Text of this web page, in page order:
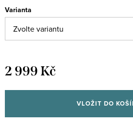
Varianta
2 999 Kč
cena:
VLOŽIT DO